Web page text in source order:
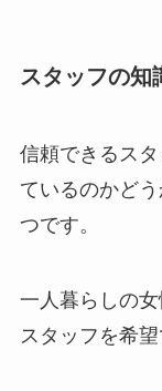
スタッフの知
信頼できるス
ているのかど
つです。
一人暮らしの
スタッフを希